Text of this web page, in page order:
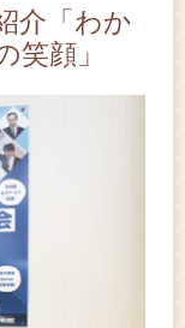
介「わか
笑顔」